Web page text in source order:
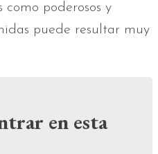
como poderosos y
puede resultar muy
en esta